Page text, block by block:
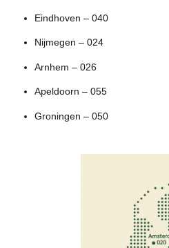
Eindhoven – 040
Nijmegen – 024
Arnhem – 026
Apeldoorn – 055
Groningen – 050